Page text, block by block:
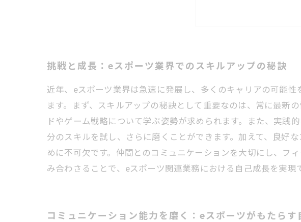
成功事例から学ぶ
挑戦と成長：eスポーツ業界でのスキルアップの秘訣
近年、eスポーツ業界は急速に発展し、多くのキャリアの可能
ます。まず、スキルアップの秘訣として重要なのは、常に最新
ドやゲーム戦略について学ぶ姿勢が求められます。また、実践
分のスキルを試し、さらに磨くことができます。加えて、良好
めに不可欠です。仲間とのコミュニケーションを大切にし、フ
み合わさることで、eスポーツ関連業務における自己成長を実現
コミュニケーション能力を磨く：eスポーツがもたらす